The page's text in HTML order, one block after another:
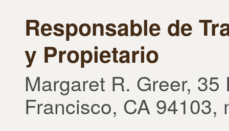
Responsable de
y Propietario
Margaret R. Greer,
Francisco, CA